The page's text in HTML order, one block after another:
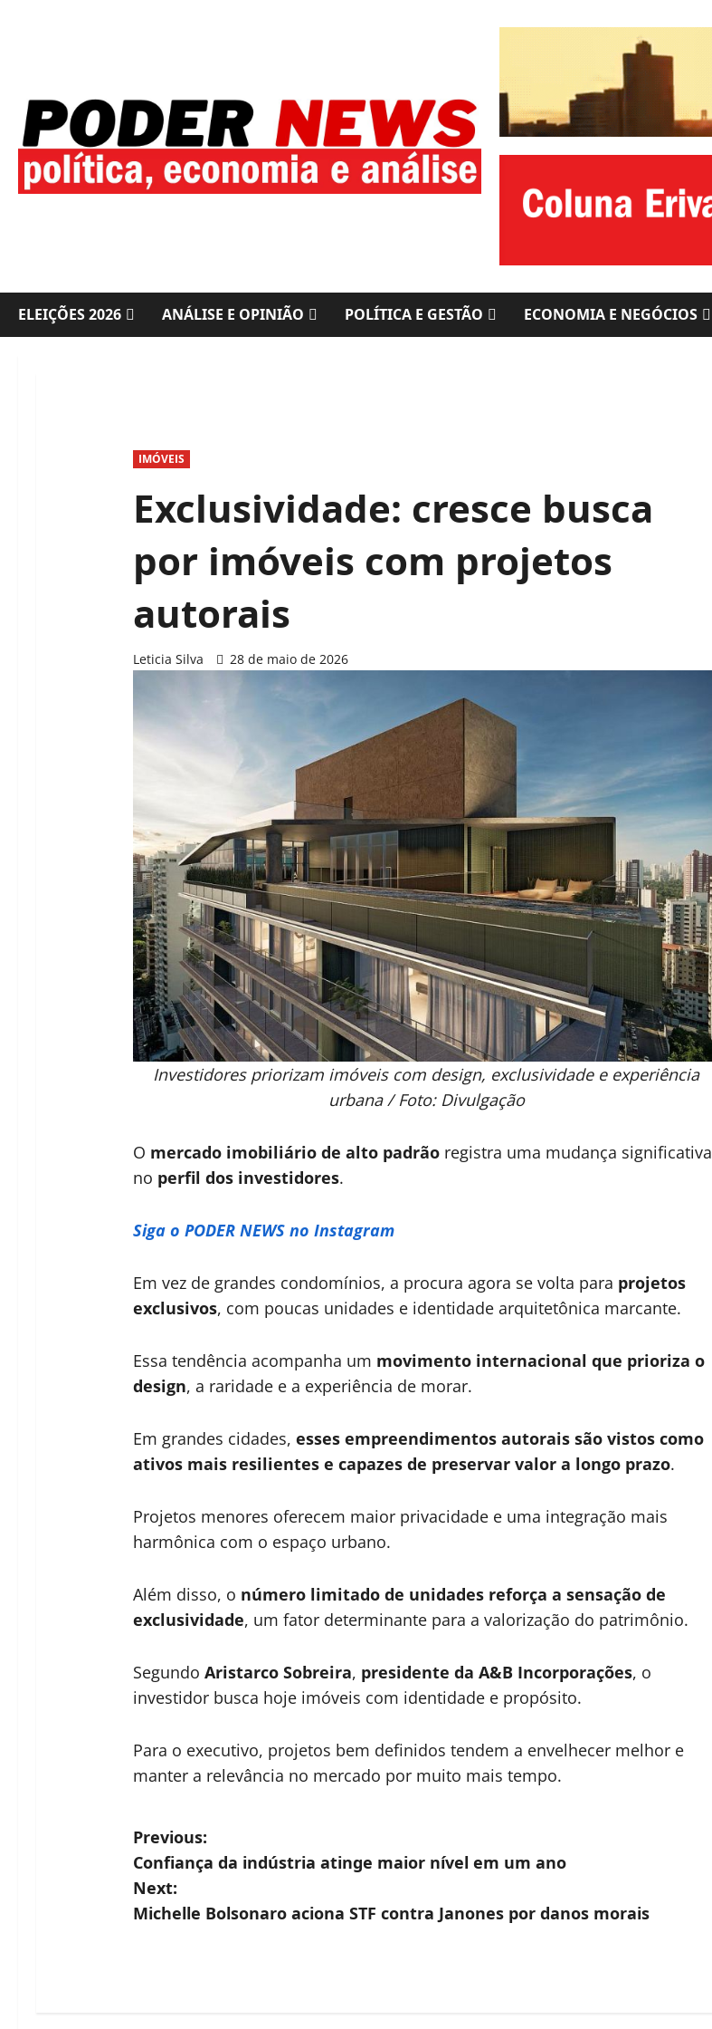
ELEIÇÕES 2026 ANÁLISE E OPINIÃO POLÍTICA E GESTÃO ECONOMIA E NEGÓCIOS
IMÓVEIS
Exclusividade: cresce busca
por imóveis com projetos
autorais
Leticia Silva 28 de maio de 2026
Investidores priorizam imóveis com design, exclusividade e experiência
urbana / Foto: Divulgação
O mercado imobiliário de alto padrãoregistra uma mudança significativa
no perfil dos investidores.
Siga o PODER NEWS no Instagram
Em vez de grandes condomínios, a procura agora se volta para projetos
exclusivos, com poucas unidades e identidade arquitetônica marcante.
Essa tendência acompanha um movimento internacional que prioriza o
design, a raridade e a experiência de morar.
Em grandes cidades, esses empreendimentos autorais são vistos como
ativos mais resilientes e capazes de preservar valor a longo prazo.
Projetos menores oferecem maior privacidade e uma integração mais
harmônica com o espaço urbano.
Além disso, o número limitado de unidades reforça a sensação de
exclusividade, um fator determinante para a valorização do patrimônio.
Segundo Aristarco Sobreira, presidente da A&B Incorporações, o
investidor busca hoje imóveis com identidade e propósito.
Para o executivo, projetos bem definidos tendem a envelhecer melhor e
manter a relevância no mercado por muito mais tempo.
P
o
s
Previous:
Confiança da indústria atinge maior nível em um ano
Next:
Michelle Bolsonaro aciona STF contra Janones por danos morais